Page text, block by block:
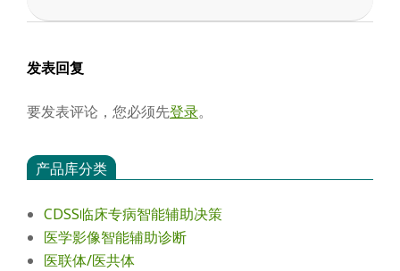
2025-
05
发表回复
要发表评论，您必须先登录。
产品库分类
CDSS临床专病智能辅助决策
医学影像智能辅助诊断
医联体/医共体